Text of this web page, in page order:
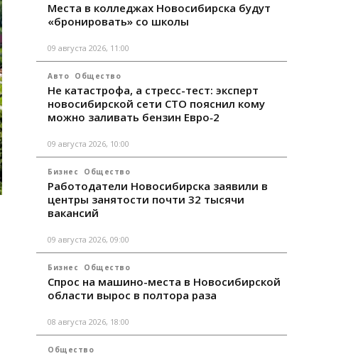
Места в колледжах Новосибирска будут
«бронировать» со школы
09 августа 2026, 11:00
Авто Общество
Не катастрофа, а стресс-тест: эксперт
новосибирской сети СТО пояснил кому
можно заливать бензин Евро‑2
09 августа 2026, 10:00
Бизнес Общество
Работодатели Новосибирска заявили в
центры занятости почти 32 тысячи
вакансий
09 августа 2026, 09:00
Бизнес Общество
Спрос на машино-места в Новосибирской
области вырос в полтора раза
08 августа 2026, 18:00
Общество